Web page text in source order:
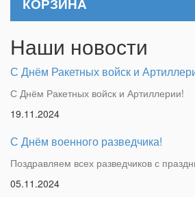
КОРЗИНА
Наши новости
С Днём Ракетных войск и
С Днём Ракетных войск и Артиллерии!
19.11.2024
С Днём военного разведчика!
Поздравляем всех разведчиков с
05.11.2024